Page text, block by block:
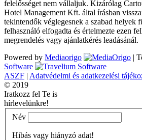
felelősséget nem vállaljuk. Kizárólag
Hotel Management Kft. által írásban
tekintendők véglegesnek a szabad helyek
felhasználó elfogadta és értelmezte ezen
megrendelés vagy ajánlatkérés leadásánál.
Powered by Mediaorigo |
Software
ASZF | Adatvédelmi és adatkezelési
© 2019
Iratkozz fel Te is
hírlevelünkre!
Név
Hibás vagy hiányzó adat!